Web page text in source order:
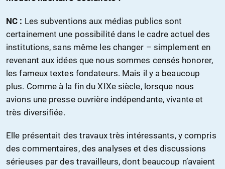
NC : Les subventions aux médias publics sont
certainement une possibilité dans le cadre actuel des
institutions, sans même les changer – simplement en
revenant aux idées que nous sommes censés honorer,
les fameux textes fondateurs. Mais il y a beaucoup
plus. Comme à la fin du XIXe siècle, lorsque nous
avions une presse ouvrière indépendante, vivante et
très diversifiée.
Elle présentait des travaux très intéressants, y compris
des commentaires, des analyses et des discussions
sérieuses par des travailleurs, dont beaucoup n’avaient